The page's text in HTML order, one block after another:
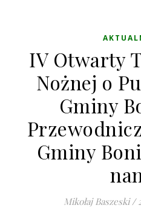
IV Otwarty
Nożnej o
Gminy
Gminy
Mikołaj Baszeski /